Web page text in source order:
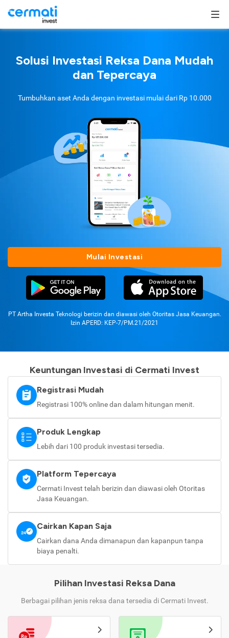
Solusi Investasi Reksa Dana Mudah
dan Tepercaya
Tumbuhkan aset Anda dengan investasi mulai dari Rp 10.000
Mulai Investasi
PT Artha Investa Teknologi berizin dan diawasi oleh Otoritas Jasa Keuangan.
Izin APERD: KEP-7/PM.21/2021
Keuntungan Investasi di Cermati Invest
Registrasi Mudah
Registrasi 100% online dan dalam hitungan menit.
Produk Lengkap
Lebih dari 100 produk investasi tersedia.
Platform Tepercaya
Cermati Invest telah berizin dan diawasi oleh Otoritas
Jasa Keuangan.
Cairkan Kapan Saja
Cairkan dana Anda dimanapun dan kapanpun tanpa
biaya penalti.
Pilihan Investasi Reksa Dana
Berbagai pilihan jenis reksa dana tersedia di Cermati Invest.